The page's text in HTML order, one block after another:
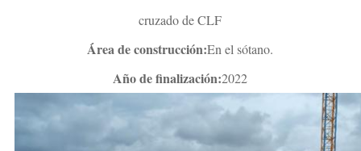
cruzado de CLF
Área de construcción:En el sótano.
Año de finalización:2022